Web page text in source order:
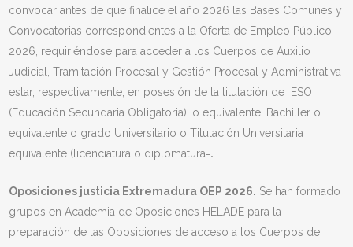
convocar antes de que finalice el año 2026 las Bases Comunes y
Convocatorias correspondientes a la Oferta de Empleo Público
2026, requiriéndose para acceder a los Cuerpos de Auxilio
Judicial, Tramitación Procesal y Gestión Procesal y Administrativa
estar, respectivamente, en posesión de la titulación de ESO
(Educación Secundaria Obligatoria), o equivalente; Bachiller o
equivalente o grado Universitario o Titulación Universitaria
equivalente (licenciatura o diplomatura=.
Oposiciones justicia Extremadura OEP 2026. Se han formado
grupos en Academia de Oposiciones HÈLADE para la
preparación de las Oposiciones de acceso a los Cuerpos de